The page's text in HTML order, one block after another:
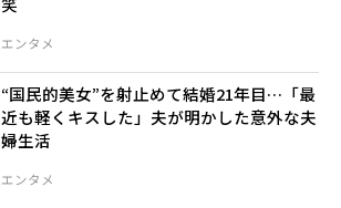
エンタメ
エンタメ
“国民的美女”を射止めて結婚21年目…「最
近も軽くキスした」夫が明かした意外な夫
婦生活